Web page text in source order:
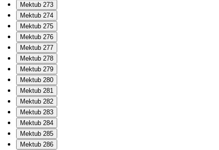
Mektub 273
Mektub 274
Mektub 275
Mektub 276
Mektub 277
Mektub 278
Mektub 279
Mektub 280
Mektub 281
Mektub 282
Mektub 283
Mektub 284
Mektub 285
Mektub 286